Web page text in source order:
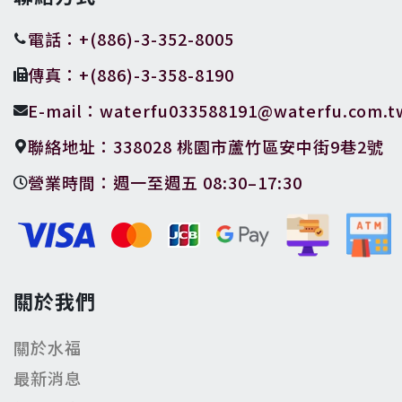
電話：+(886)-3-352-8005
傳真：+(886)-3-358-8190
E-mail：
聯絡地址：338028 桃園市蘆竹區安中街9巷2號
營業時間：週一至週五 08:30–17:30
關於我們
關於水福
最新消息